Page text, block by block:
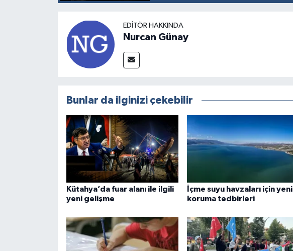
EDITÖR HAKKINDA
Nurcan Günay
Bunlar da ilginizi çekebilir
Kütahya’da fuar alanı ile ilgili
yeni gelişme
İçme suyu havzaları için yeni
koruma tedbirleri